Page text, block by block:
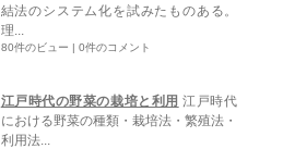
結法のシステム化を試みたものある。
理...
80件のビュー | 0件のコメント
江戸時代の野菜の栽培と利用 江戸時代
における野菜の種類・栽培法・繁殖法・
利用法...